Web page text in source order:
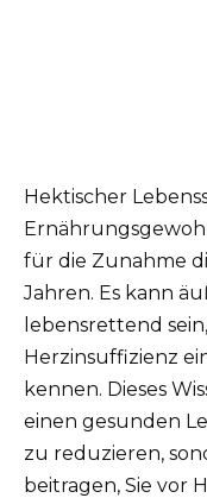
Hektischer
für die Zunahme
Jahren. Es kann
lebensrettend
Herzinsuffizienz
kennen. Dieses
einen gesunden
zu reduzieren,
beitragen, Sie vor